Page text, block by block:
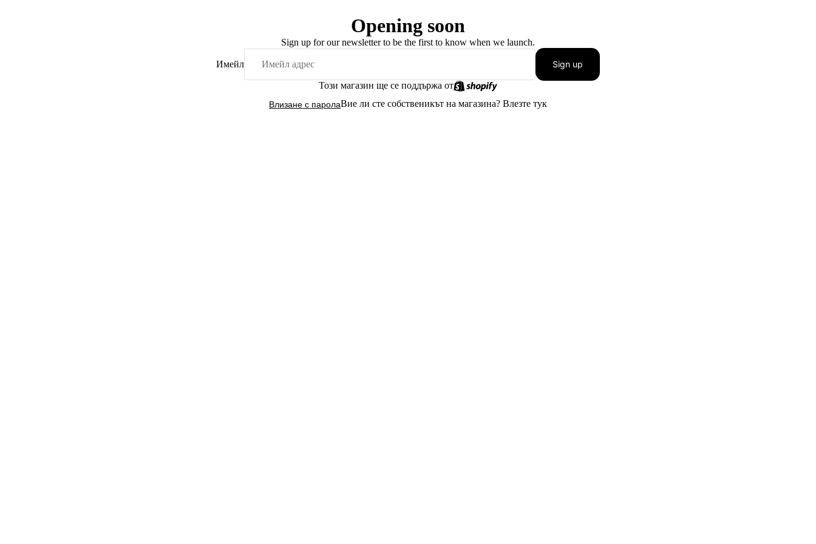
Opening soon
Sign up for our newsletter to be the first to know when we launch.
Имейл Sign up
Този магазин ще се поддържа от
Влизане с паролаВие ли сте собственикът на магазина? Влезте тук